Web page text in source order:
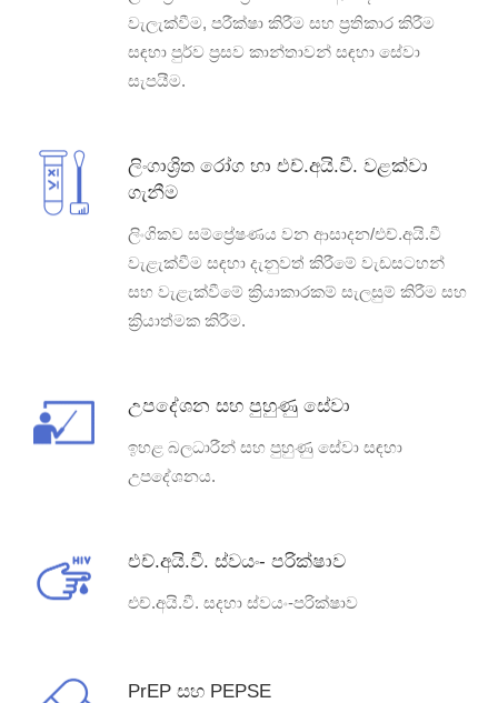
වැලැක්වීම, පරීක්ෂා කිරීම සහ ප්‍රතිකාර කිරීම
සඳහා පුර්ව ප්‍රසව කාන්තාවන් සඳහා සේවා
සැපයීම.
ලිංගාශ්‍රිත රෝග හා එච්.අයි.වී. වළක්වා
ගැනීම
ලිංගිකව සම්ප්‍රේෂණය වන ආසාදන/එච්.අයි.වී
වැළැක්වීම සඳහා දැනුවත් කිරීමේ වැඩසටහන්
සහ වැළැක්වීමේ ක්‍රියාකාරකම් සැලසුම් කිරීම සහ
ක්‍රියාත්මක කිරීම.
උපදේශන සහ පුහුණු සේවා
ඉහළ බලධාරීන් සහ පුහුණු සේවා සඳහා
උපදේශනය.
එච්.අයි.වී. ස්වයං- පරික්ෂාව
එච්.අයි.වී. සදහා ස්වයං-පරික්ෂාව
PrEP සහ PEPSE